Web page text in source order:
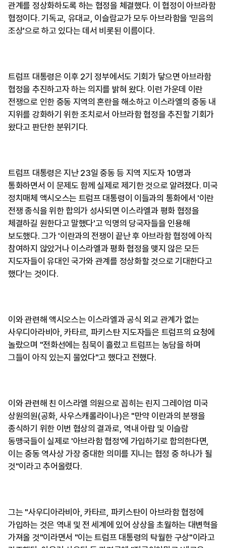
관계를 정상화하도록 하는 협정을 체결했다. 이 협정이 아브라함
협정이다. 기독교, 유대교, 이슬람교가 모두 아브라함을 '믿음의
조상'으로 하고 있다는 데서 비롯된 이름이다.
트럼프 대통령은 이후 2기 정부에서도 기회가 닿으면 아브라함
협정을 추진하고자 하는 의지를 밝혀 왔다. 이런 가운데 이란
전쟁으로 인한 중동 지역의 혼란을 해소하고 이스라엘의 중동 내
지위를 강화하기 위한 조치로서 아브라함 협정을 추진할 기회가
왔다고 판단한 분위기다.
트럼프 대통령은 지난 23일 중동 등 지역 지도자 10명과
통화하면서 이 문제도 함께 실제로 제기한 것으로 알려졌다. 미국
정치매체 액시오스는 트럼프 대통령이 이들과의 통화에서 '이란
전쟁 종식을 위한 합의가 성사되면 이스라엘과 평화 협정을
체결하길 원한다고 말했다'고 익명의 당국자들을 인용해
보도했다. 그가 '이란과의 전쟁이 끝난 후 아브라함 협정에 아직
참여하지 않았거나 이스라엘과 평화 협정을 맺지 않은 모든
지도자들이 유대인 국가와 관계를 정상화할 것으로 기대한다고
했다'는 것이다.
이와 관련해 액시오스는 이스라엘과 공식 외교 관계가 없는
사우디아라비아, 카타르, 파키스탄 지도자들은 트럼프의 요청에
놀랐으며 "전화선에는 침묵이 흘렀고 트럼프는 농담을 하며
그들이 아직 있는지 물었다"고 했다고 전했다.
이와 관련해 친 이스라엘 의원으로 꼽히는 린지 그레이엄 미국
상원의원(공화, 사우스캐롤라이나)은 "만약 이란과의 분쟁을
종식하기 위한 이번 협상의 결과로, 역내 아랍 및 이슬람
동맹국들이 실제로 '아브라함 협정'에 가입하기로 합의한다면,
이는 중동 역사상 가장 중대한 의미를 지니는 협정 중 하나가 될
것"이라고 추어올렸다.
그는 "사우디아라비아, 카타르, 파키스탄이 아브라함 협정에
가입하는 것은 역내 및 전 세계에 있어 상상을 초월하는 대변혁을
가져올 것"이라면서 "이는 트럼프 대통령의 탁월한 구상"이라고